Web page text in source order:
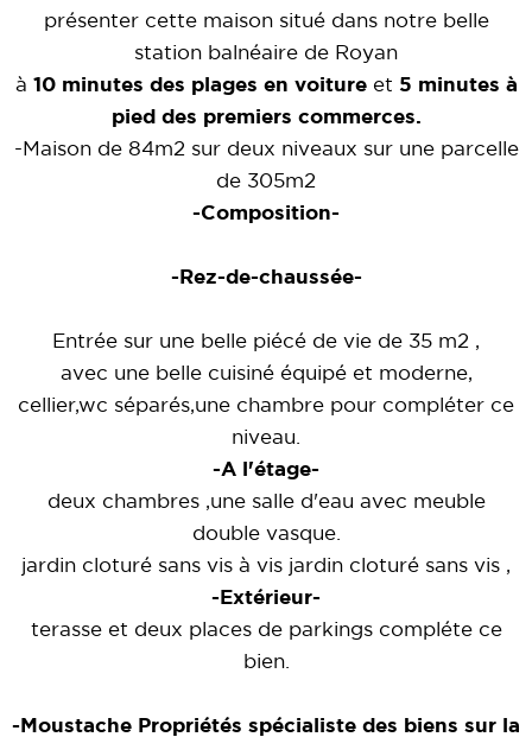
présenter cette maison situé dans notre belle
station balnéaire de Royan
à 10 minutes des plages en voitureet 5 minutes à
pied des premiers commerces.
-Maison de 84m2 sur deux niveaux sur une parcelle
de 305m2
-Composition-
-Rez-de-chaussée-
Entrée sur une belle piécé de vie de 35 m2 ,
avec une belle cuisiné équipé et moderne,
cellier,wc séparés,une chambre pour compléter ce
niveau.
-A l'étage-
deux chambres ,une salle d'eau avec meuble
double vasque.
jardin cloturé sans vis à vis jardin cloturé sans vis ,
-Extérieur-
terasse et deux places de parkings compléte ce
bien.
-Moustache Propriétés spécialiste des biens sur la